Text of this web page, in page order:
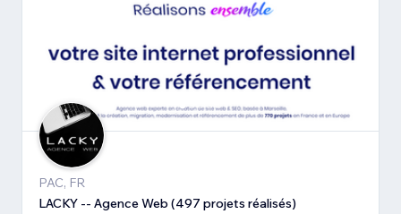
PAC, FR
LACKY -- Agence Web (497 projets réalisés)